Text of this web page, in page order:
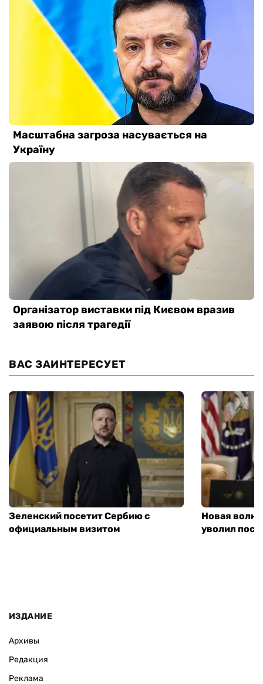
ВАС ЗАИНТЕРЕСУЕТ
Зеленский посетит Сербию с
официальным визитом
Новая
уволил
ИЗДАНИЕ
Архивы
Редакция
Реклама